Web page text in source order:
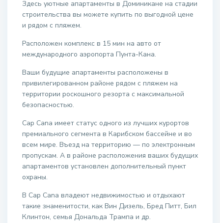
Здесь уютные апартаменты в Доминикане на стадии
строительства вы можете купить по выгодной цене
и рядом с пляжем.
Расположен комплекс в 15 мин на авто от
международного аэропорта Пунта-Кана.
Ваши будущие апартаменты расположены в
привилегированном районе рядом с пляжем на
территории роскошного резорта с максимальной
безопасностью.
Cap Cana имеет статус одного из лучших курортов
премиального сегмента в Карибском бассейне и во
всем мире. Въезд на территорию — по электронным
пропускам. А в районе расположения ваших будущих
апартаментов установлен дополнительный пункт
охраны.
В Cap Cana владеют недвижимостью и отдыхают
такие знаменитости, как Вин Дизель, Бред Питт, Бил
Клинтон, семья Дональда Трампа и др.